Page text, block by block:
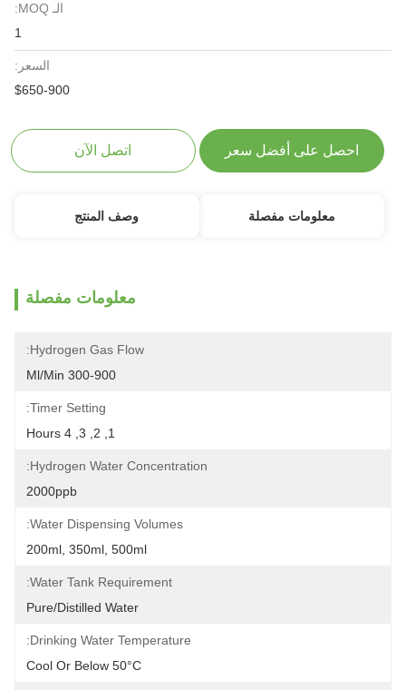
الـ MOQ:
السعر:
$650-900
احصل على أفضل سعر اتصل الآن
معلومات مفصلة وصف المنتج
معلومات مفصلة
Hydrogen Gas Flow:
300-900 Ml/min
Timer Setting:
Hydrogen Water Concentration:
2000ppb
Water Dispensing Volumes:
200ml, 350ml, 500ml
Water Tank Requirement:
Pure/distilled Water
Drinking Water Temperature:
Cool Or Below 50°C